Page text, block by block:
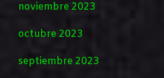
noviembre 2023
octubre 2023
septiembre 2023